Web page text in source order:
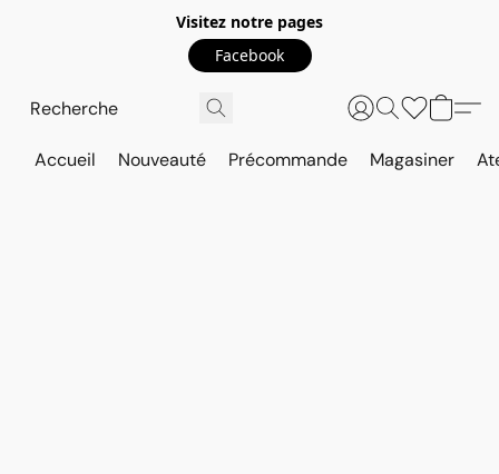
Visitez notre pages
Facebook
Accueil Nouveauté Précommande Magasiner